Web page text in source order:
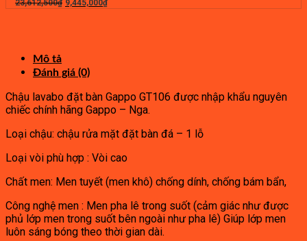
23,612,500₫ 9,445,000₫
Mô tả
Đánh giá (0)
Chậu lavabo đặt bàn Gappo GT106 được nhập khẩu nguyên
chiếc chính hãng Gappo – Nga.
Loại chậu: chậu rửa mặt đặt bàn đá – 1 lỗ
Loại vòi phù hợp : Vòi cao
Chất men: Men tuyết (men khô) chống dính, chống bám bẩn,
Công nghệ men : Men pha lê trong suốt (cảm giác như được
phủ lớp men trong suốt bên ngoài như pha lê) Giúp lớp men
luôn sáng bóng theo thời gian dài.